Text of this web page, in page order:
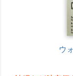
ウ